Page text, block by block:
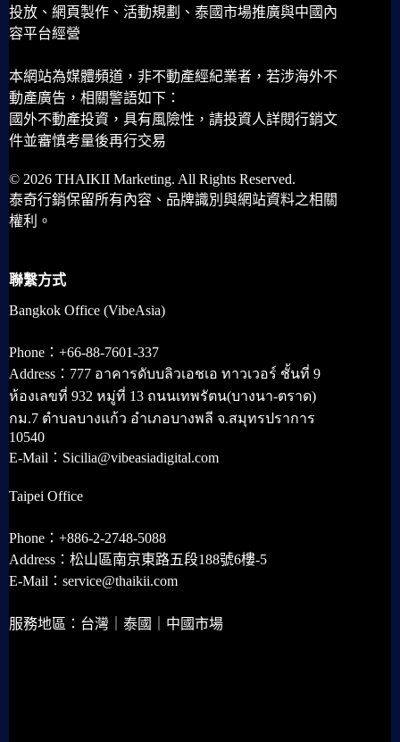
投放、網頁製作、活動規劃、泰國市場推廣與中國內
容平台經營
本網站為媒體頻道，非不動產經紀業者，若涉海外不
動產廣告，相關警語如下：
國外不動產投資，具有風險性，請投資人詳閱行銷文
件並審慎考量後再行交易
© 2026 THAIKII Marketing. All Rights Reserved.
泰奇行銷保留所有內容、品牌識別與網站資料之相關
權利。
聯繫方式
Bangkok Office (VibeAsia)
Phone：+66-88-7601-337
Address：777 อาคารดับบลิวเอชเอ ทาวเวอร์ ชั้นที่ 9
ห้องเลขที่ 932 หมู่ที่ 13 ถนนเทพรัตน(บางนา-ตราด)
กม.7 ตำบลบางแก้ว อำเภอบางพลี จ.สมุทรปราการ
10540
E-Mail：Sicilia@vibeasiadigital.com
Taipei Office
Phone：+886-2-2748-5088
Address：松山區南京東路五段188號6樓-5
E-Mail：service@thaikii.com
服務地區：台灣｜泰國｜中國市場